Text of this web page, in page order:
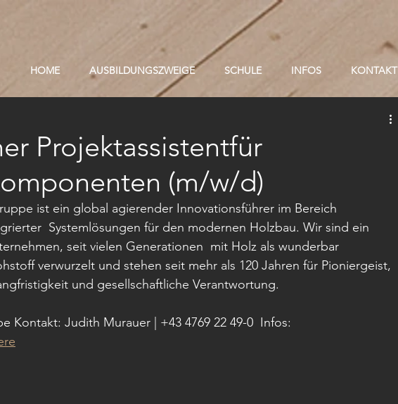
HOME AUSBILDUNGSZWEIGE SCHULE INFOS KONTAKT
Projektassistentfür
(m/w/d)
ist ein global agierender Innovationsführer im Bereich
Systemlösungen für den modernen Holzbau. Wir sind ein
seit vielen Generationen  mit Holz als wunderbar
verwurzelt und stehen seit mehr als 120 Jahren für Pioniergeist,
und gesellschaftliche Verantwortung.
Kontakt: Judith Murauer | +43 4769 22 49-0  Infos: